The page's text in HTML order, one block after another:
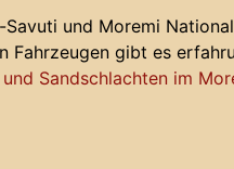
und Moremi
Fahrzeugen gibt es
Sandschlachten im